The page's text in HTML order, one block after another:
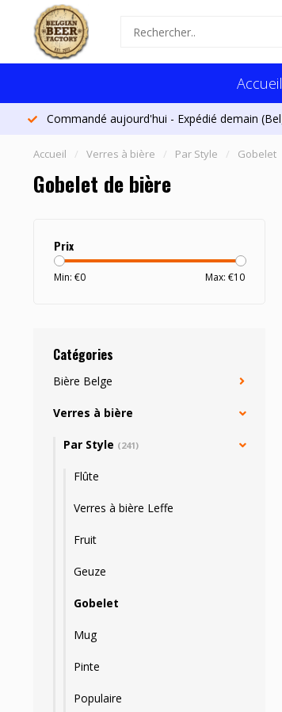
Accueil
Plus de 1300 bières
Accueil / Verres à bière / Par Style / Gobelet
Gobelet de bière
Prix
Min: €0 Max: €10
Catégories
Bière Belge
Verres à bière
Par Style (241)
Flûte
Verres à bière Leffe
Fruit
Geuze
Gobelet
Mug
Pinte
Populaire